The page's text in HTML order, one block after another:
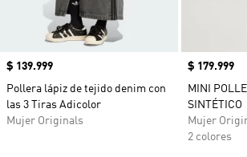
Precio
$ 139.999
Pollera lápiz de tejido denim con
las 3 Tiras Adicolor
Mujer Originals
Precio
$ 179.999
MINI
SINTÉTICO
Mujer
2 colores